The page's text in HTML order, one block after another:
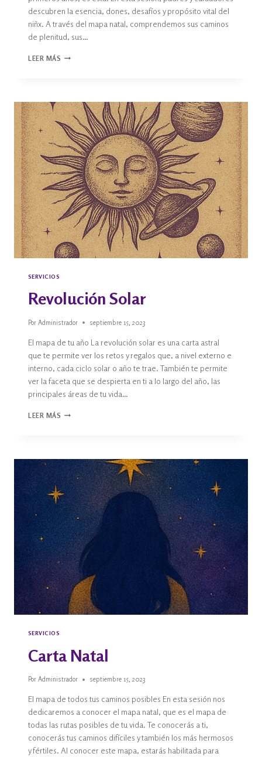
descubren la esencia, dones, desafíos y propósito vital del
niñx. A través del mapa natal, comprendemos sus caminos
de plenitud, sus…
LEER MÁS
SERVICIOS
Revolución Solar
Por Administrador septiembre 15, 2023
El mapa de tu año La revolución solar es una carta astral
que te permite ver los retos y regalos que, a nivel externo e
interno, cada ciclo solar o año te trae. También te permite
ver la faceta que se despierta en ti a lo largo del año, las
principales áreas de tu vida…
LEER MÁS
SERVICIOS
Carta Natal
Por Administrador septiembre 15, 2023
El mapa de todos tus caminos posibles En esta sesión nos
dedicaremos a conocer el mapa natal, que es el mapa de
todas las rutas posibles de tu vida. Te conocerás a ti,
conocerás tus caminos difíciles y también los más hermosos
y fértiles. Al conocer este mapa, estarás habilitada para